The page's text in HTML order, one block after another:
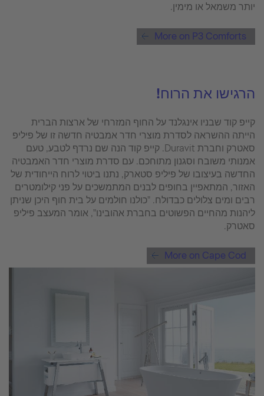
יותר משמאל או מימין.
More on P3 Comforts
הרגישו את הרוח!
קייפ קוד שבניו אינגלנד על החוף המזרחי של ארצות הברית
הייתה ההשראה לסדרת מוצרי חדר אמבטיה חדשה זו של פיליפ
סאטרק וחברת Duravit. קייפ קוד הנה שם נרדף לטבע, טעם
אמנותי משובח וסגנון מתוחכם. עם סדרת מוצרי חדר האמבטיה
החדשה בעיצובו של פיליפ סטארק, נתנו ביטוי לרוח הייחודית של
האזור, המתאפיין בחופים לבנים המתמשכים על פני קילומטרים
רבים ומים צלולים כבדולח. "כולנו חולמים על בית חוף היכן שניתן
ליהנות מהחיים הפשוטים בחברת אהובינו", אומר המעצב פיליפ
סאטרק.
More on Cape Cod